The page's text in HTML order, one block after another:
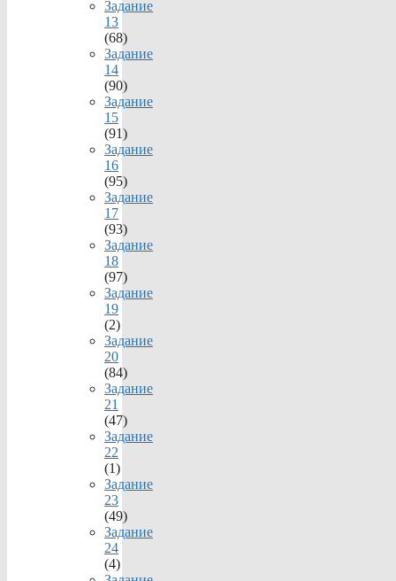
Задание
13
(68)
Задание
14
(90)
Задание
15
(91)
Задание
16
(95)
Задание
17
(93)
Задание
18
(97)
Задание
19
(2)
Задание
20
(84)
Задание
21
(47)
Задание
22
(1)
Задание
23
(49)
Задание
24
(4)